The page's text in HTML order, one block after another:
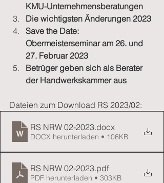
KMU-Unternehmensberatungen
Die wichtigsten Änderungen 2023
Save the Date:
Obermeisterseminar am 26. und
27. Februar 2023
Betrüger geben sich als Berater
der Handwerkskammer aus
Dateien zum Download RS 2023/02:
RS NRW 02-2023.docx
DOCX herunterladen • 106KB
RS NRW 02-2023.pdf
PDF herunterladen • 303KB